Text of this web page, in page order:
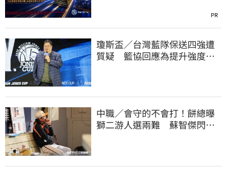
PR
瓊斯盃／台灣藍隊保送四強遭
質疑 籃協回應為提升強度！
中職／會守的不會打！餅總曝
獅二游人選兩難 蘇智傑閃到